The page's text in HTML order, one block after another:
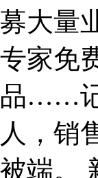
募大量
专家免
品……记
人，销
被端。